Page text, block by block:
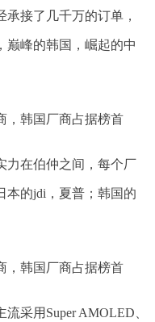
接了几千万的订单，
巅峰的韩国，崛起的中
力在伯仲之间，每个厂
本的jdi，夏普；韩国的
采用Super AMOLED、